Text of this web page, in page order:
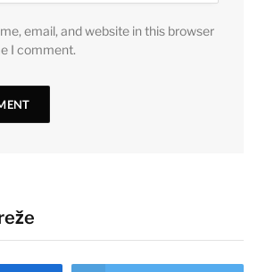
email, and website in this browser
I comment.